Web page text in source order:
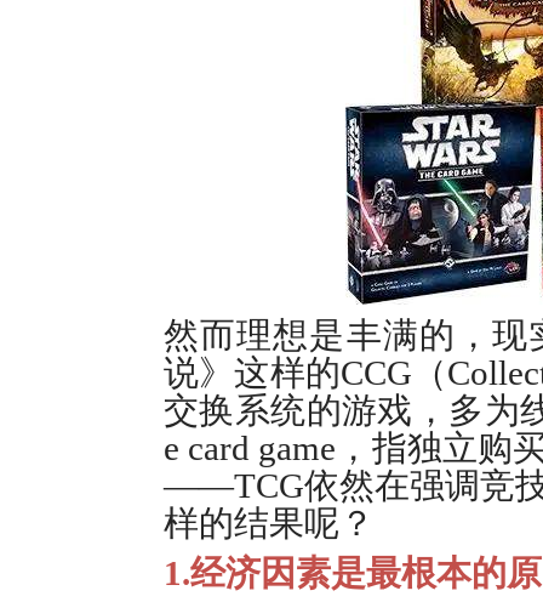
然而理想是丰满的，现
说》这样的CCG（
交换系统的游戏，多为
e card game，指独立
——TCG依然在强调竞
样的结果呢？
1.经济因素是最根本的